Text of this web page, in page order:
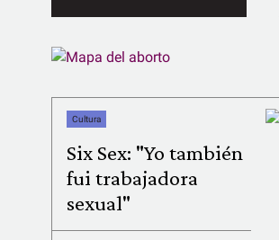
Cultura
Six Sex: "Yo también
fui trabajadora
sexual"